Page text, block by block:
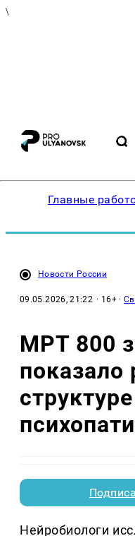
\
Главные
Новости России
09.05.2026, 21:22 · 16+ ·
МРТ 800
показало
Нейробиологи